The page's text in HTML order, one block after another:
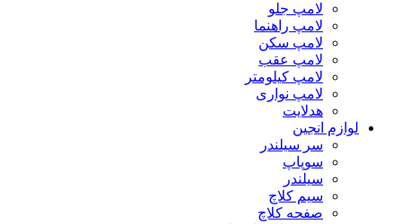
لامپ جلو
لامپ راهنما
لامپ سکن
لامپ عقب
لامپ کیلومتر
لامپ نواری
هدلایت
لوازم انجین
سر سیلندر
سوپاپ
سیلندر
سیم کلاچ
صفحه کلاچ